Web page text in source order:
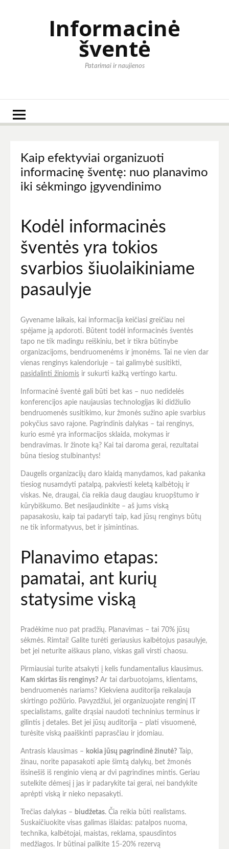
Informacinė
šventė
Patarimai ir naujienos
Kaip efektyviai organizuoti
informacinę šventę: nuo planavimo
iki sėkmingo įgyvendinimo
Kodėl informacinės
šventės yra tokios
svarbios šiuolaikiniame
pasaulyje
Gyvename laikais, kai informacija keičiasi greičiau nei
spėjame ją apdoroti. Būtent todėl informacinės šventės
tapo ne tik madingu reiškiniu, bet ir tikra būtinybe
organizacijoms, bendruomenėms ir įmonėms. Tai ne vien dar
vienas renginys kalendoriuje – tai galimybė susitikti,
pasidalinti žiniomis ir sukurti kažką vertingo kartu.
Informacinė šventė gali būti bet kas – nuo nedidelės
konferencijos apie naujausias technologijas iki didžiulio
bendruomenės susitikimo, kur žmonės sužino apie svarbius
pokyčius savo rajone. Pagrindinis dalykas – tai renginys,
kurio esmė yra informacijos sklaida, mokymas ir
bendravimas. Ir žinote ką? Kai tai daroma gerai, rezultatai
būna tiesiog stulbinantys!
Daugelis organizacijų daro klaidą manydamos, kad pakanka
tiesiog nusamdyti patalpą, pakviesti keletą kalbėtojų ir
viskas. Ne, draugai, čia reikia daug daugiau kruopštumo ir
kūrybiškumo. Bet nesijaudinkite – aš jums viską
papasakosiu, kaip tai padaryti taip, kad jūsų renginys būtų
ne tik informatyvus, bet ir įsimintinas.
Planavimo etapas:
pamatai, ant kurių
statysime viską
Pradėkime nuo pat pradžių. Planavimas – tai 70% jūsų
sėkmės. Rimtai! Galite turėti geriausius kalbėtojus pasaulyje,
bet jei neturite aiškaus plano, viskas gali virsti chaosu.
Pirmiausiai turite atsakyti į kelis fundamentalius klausimus.
Kam skirtas šis renginys? Ar tai darbuotojams, klientams,
bendruomenės nariams? Kiekviena auditorija reikalauja
skirtingo požiūrio. Pavyzdžiui, jei organizuojate renginį IT
specialistams, galite drąsiai naudoti techninius terminus ir
gilintis į detales. Bet jei jūsų auditorija – plati visuomenė,
turėsite viską paaiškinti paprasčiau ir įdomiau.
Antrasis klausimas – kokia jūsų pagrindinė žinutė? Taip,
žinau, norite papasakoti apie šimtą dalykų, bet žmonės
išsinešiš iš renginio vieną ar dvi pagrindines mintis. Geriau
sutelkite dėmesį į jas ir padarykite tai gerai, nei bandykite
aprėpti viską ir nieko nepasakyti.
Trečias dalykas – biudžetas. Čia reikia būti realistams.
Suskaičiuokite visas galimas išlaidas: patalpos nuoma,
technika, kalbėtojai, maistas, reklama, spausdintos
medžiagos. Ir būtinai palikite 15-20% rezervą